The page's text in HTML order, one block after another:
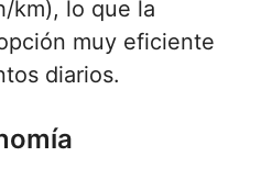
km), lo que la
muy eficiente
diarios.